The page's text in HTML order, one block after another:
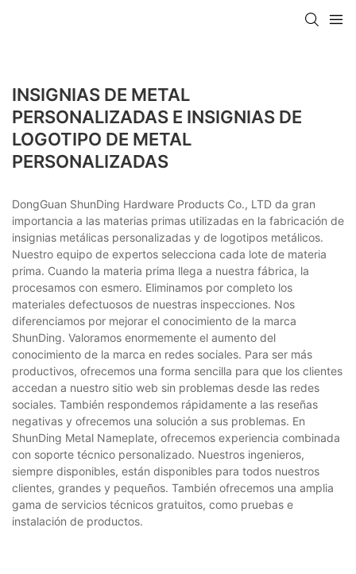
INSIGNIAS DE METAL
PERSONALIZADAS E INSIGNIAS DE
LOGOTIPO DE METAL
PERSONALIZADAS
DongGuan ShunDing Hardware Products Co., LTD da gran
importancia a las materias primas utilizadas en la fabricación de
insignias metálicas personalizadas y de logotipos metálicos.
Nuestro equipo de expertos selecciona cada lote de materia
prima. Cuando la materia prima llega a nuestra fábrica, la
procesamos con esmero. Eliminamos por completo los
materiales defectuosos de nuestras inspecciones. Nos
diferenciamos por mejorar el conocimiento de la marca
ShunDing. Valoramos enormemente el aumento del
conocimiento de la marca en redes sociales. Para ser más
productivos, ofrecemos una forma sencilla para que los clientes
accedan a nuestro sitio web sin problemas desde las redes
sociales. También respondemos rápidamente a las reseñas
negativas y ofrecemos una solución a sus problemas. En
ShunDing Metal Nameplate, ofrecemos experiencia combinada
con soporte técnico personalizado. Nuestros ingenieros,
siempre disponibles, están disponibles para todos nuestros
clientes, grandes y pequeños. También ofrecemos una amplia
gama de servicios técnicos gratuitos, como pruebas e
instalación de productos.